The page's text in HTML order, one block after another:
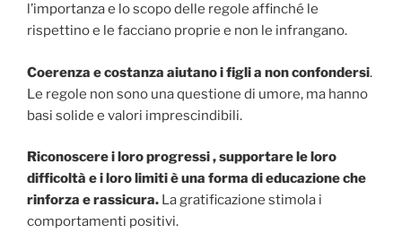
l’importanza e lo scopo delle regole affinché le
rispettino e le facciano proprie e non le infrangano.
Coerenza e costanza aiutano i figli a non confondersi.
Le regole non sono una questione di umore, ma hanno
basi solide e valori imprescindibili.
Riconoscere i loro progressi , supportare le loro
difficoltà e i loro limiti è una forma di educazione che
rinforza e rassicura. La gratificazione stimola i
comportamenti positivi.